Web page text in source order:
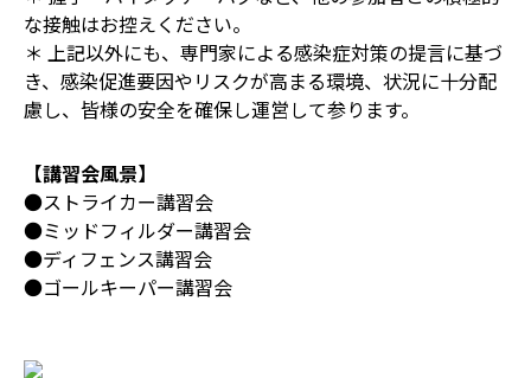
な接触はお控えください。
＊ 上記以外にも、専門家による感染症対策の提言に基づ
き、感染促進要因やリスクが高まる環境、状況に十分配
慮し、皆様の安全を確保し運営して参ります。
【講習会風景】
●ストライカー講習会
●ミッドフィルダー講習会
●ディフェンス講習会
●ゴールキーパー講習会